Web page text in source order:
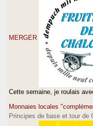
MERGER
Cette semaine, je roulais
Monnaies locales
Principes de base et tour de